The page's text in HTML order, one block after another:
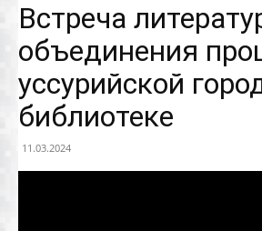
Встреча
объединения
уссурийской
библиотеке
11.03.2024